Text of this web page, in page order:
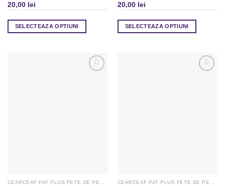
20,00 lei
SELECTEAZA OPTIUNI
20,00 lei
SELECTEAZA OPTIUNI
CEARCEAF PAT PLUS FETE DE PERNA CEARCEAF PAT PLUS FETE DE PERNA